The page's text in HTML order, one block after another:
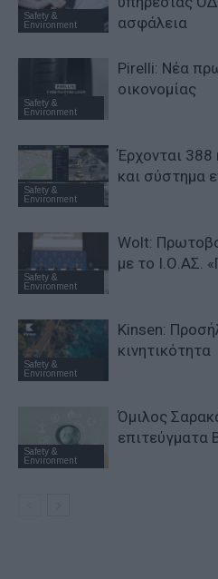
Safety &
Environment
ασφάλεια
Safety &
Environment
Pirelli: Νέα
οικονομίας
Safety &
Environment
Έρχονται 388
και σύστημα
Safety &
Environment
Wolt:
με το Ι.Ο.ΑΣ.
Safety &
Environment
Kinsen:
κινητικότητα
Safety &
Environment
Όμιλος
επιτεύγματα